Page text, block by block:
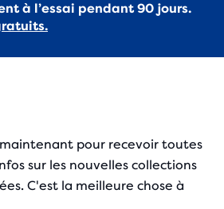
à l’essai pendant 90 jours.
pour recevoir toutes
sur les nouvelles collections
C'est la meilleure chose à